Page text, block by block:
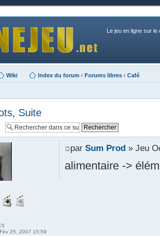
Le jeu en ligne sur le
Wiki Index du forum ‹ Forums libres ‹ Café
Suite
par Sum Prod» Jeu
alimentaire ->
25, 2007 15:59